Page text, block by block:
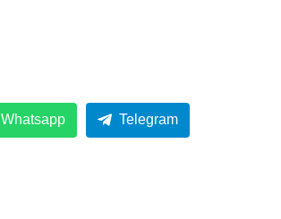
Whatsapp Telegram